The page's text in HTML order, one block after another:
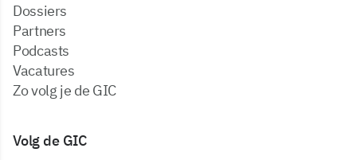
dossiers
partners
podcasts
vacatures
zo volg je de GIC
Volg de GIC